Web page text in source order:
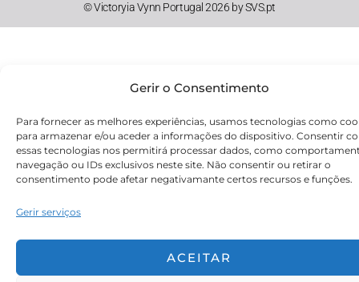
Gerir o Consentimento
Para fornecer as melhores experiências, usamos tecnologias como
para armazenar e/ou aceder a informações do dispositivo. Consentir
essas tecnologias nos permitirá processar dados, como
navegação ou IDs exclusivos neste site. Não consentir ou retirar o
consentimento pode afetar negativamante certos recursos e funções.
Gerir serviços
ACEITAR
© Victoryia Vynn Portugal 2026 by SVS.pt